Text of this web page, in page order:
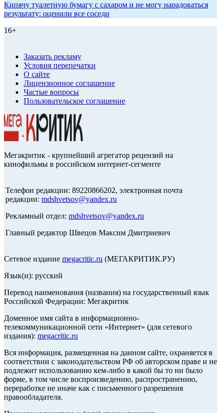
Кипячу туалетную бумагу с сахаром и не могу нарадоваться
результату: оценили все соседи
16+
Заказать рекламу
Условия перепечатки
О сайте
Лицензионное соглашение
Частые вопросы
Пользовательское соглашение
Мегакритик - крупнейший агрегатор рецензий на
кинофильмы в российском интернет-сегменте
Телефон редакции: 89220866202, электронная почта
редакции: mdshvetsov@yandex.ru
Рекламный отдел: mdshvetsov@yandex.ru
Главный редактор Швецов Максим Дмитриевич
Сетевое издание megacritic.ru (МЕГАКРИТИК.РУ)
Язык(и): русский
Перевод наименования (названия) на государственный язык
Российской Федерации: Мегакритик
Доменное имя сайта в информационно-
телекоммуникационной сети «Интернет» (для сетевого
издания): megacritic.ru
Вся информация, размещенная на данном сайте, охраняется в
соответствии с законодательством РФ об авторском праве и не
подлежит использованию кем-либо в какой бы то ни было
форме, в том числе воспроизведению, распространению,
переработке не иначе как с письменного разрешения
правообладателя.